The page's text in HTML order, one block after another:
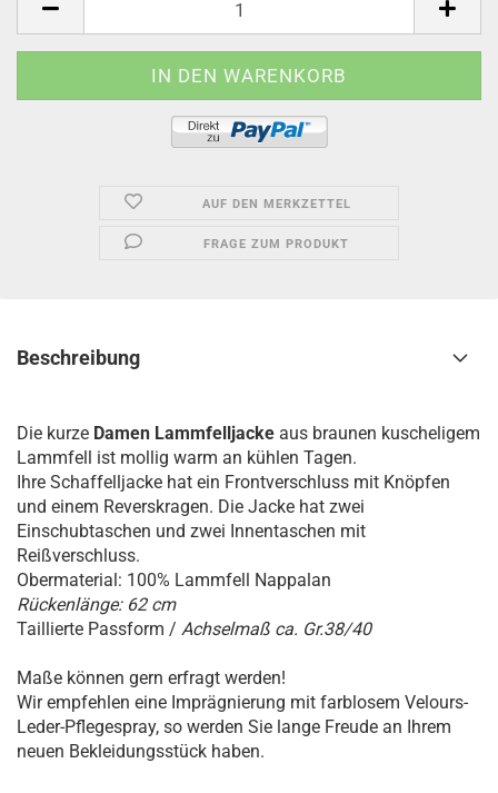
AUF DEN MERKZETTEL
FRAGE ZUM PRODUKT
Beschreibung
Die kurze Damen Lammfelljacke aus braunen kuscheligem
Lammfell ist mollig warm an kühlen Tagen.
Ihre Schaffelljacke hat ein Frontverschluss mit Knöpfen
und einem Reverskragen. Die Jacke hat zwei
Einschubtaschen und zwei Innentaschen mit
Reißverschluss.
Obermaterial: 100% Lammfell Nappalan
Rückenlänge: 62 cm
Taillierte Passform / Achselmaß ca. Gr.38/40
Maße können gern erfragt werden!
Wir empfehlen eine Imprägnierung mit farblosem Velours-
Leder-Pflegespray, so werden Sie lange Freude an Ihrem
neuen Bekleidungsstück haben.